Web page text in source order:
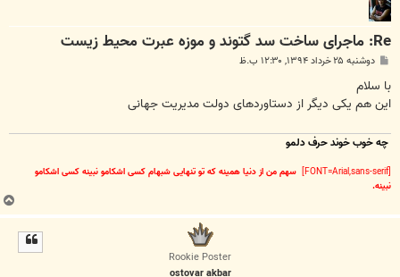
Re: ماجرای ساخت سد گتوند و موزه عبرت محیط زیست
پ
ت
دوشنبه ۲۵ خرداد ۱۳۹۴, ۱۲:۳۰ ب.ظ
با سلام
این هم یکی دیگر از دستاوردهای دولت مدیریت جهانی
چه خوب خوند حرف دلمو
سهم من از دنیا همینه که تو تنهایی شبهام کسی اشکامو نبینه کسی اشکامو
نبینه.
ب
ا
Rookie Poster
ostovar akbar